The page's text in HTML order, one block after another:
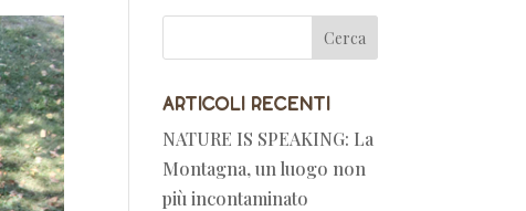
Articoli recenti
NATURE IS SPEAKING: La
Montagna, un luogo non
più incontaminato